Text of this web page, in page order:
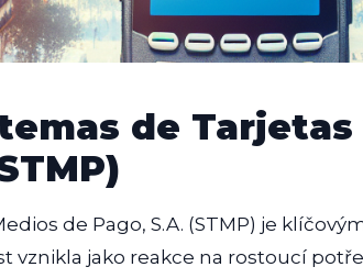
de Tarjetas
de Pago, S.A. (STMP) je
vznikla jako reakce na rostoucí